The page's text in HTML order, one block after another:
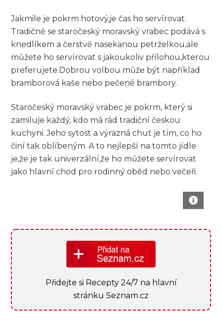
Jakmile je pokrm hotový,je čas ho⁢ servírovat.
Tradičně se staročeský moravský vrabec podává s
knedlíkem a čerstvě nasekanou petrželkou,ale
můžete ho ‌servírovat s jakoukoliv přílohou,kterou
preferujete.Dobrou volbou může být⁤ například
bramborová ‍kaše⁢ nebo pečené ​brambory.
Staročeský moravský vrabec⁢ je pokrm, který si
zamiluje každý, kdo má ‍rád​ tradiční českou
kuchyni. Jeho ‌sytost a výrazná⁣ chuť je tím, co ho
činí tak oblíbeným.⁤ A to nejlepší‍ na ⁢tomto​ jídle
je,že je tak univerzální,že ho můžete servírovat
jako hlavní chod⁢ pro rodinný oběd⁣ nebo večeři.
Přidejte si Recepty 24/7 na hlavní
stránku Seznam.cz